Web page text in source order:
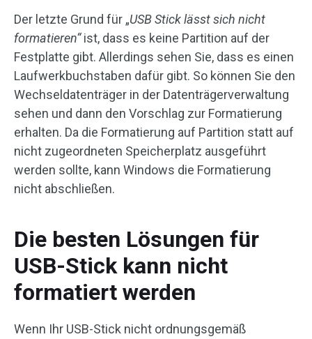
Der letzte Grund für „USB Stick lässt sich nicht
formatieren“ist, dass es keine Partition auf der
Festplatte gibt. Allerdings sehen Sie, dass es einen
Laufwerkbuchstaben dafür gibt. So können Sie den
Wechseldatenträger in der Datenträgerverwaltung
sehen und dann den Vorschlag zur Formatierung
erhalten. Da die Formatierung auf Partition statt auf
nicht zugeordneten Speicherplatz ausgeführt
werden sollte, kann Windows die Formatierung
nicht abschließen.
Die besten Lösungen für
USB-Stick kann nicht
formatiert werden
Wenn Ihr USB-Stick nicht ordnungsgemäß